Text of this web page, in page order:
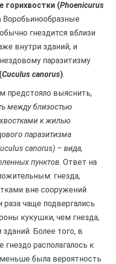
горихвостки (Phoenicurus
Воробьинообразные
гнездится вблизи
внутри зданий, и
паразитизму
Cuculus canorus).
предстояло выяснить,
между близостью
к жилью
паразитизма
canorus) – вида,
пунктов. Ответ на
гнезда,
вне сооружений
чаще подвергались
кукушки, чем гнезда,
Более того, в
располагалось к
была вероятность